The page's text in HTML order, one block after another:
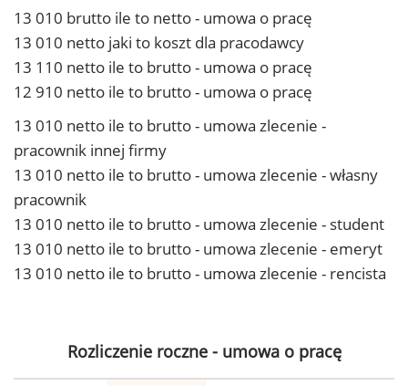
13 010 brutto ile to netto - umowa o pracę
13 010 netto jaki to koszt dla pracodawcy
13 110 netto ile to brutto - umowa o pracę
12 910 netto ile to brutto - umowa o pracę
13 010 netto ile to brutto - umowa zlecenie -
pracownik innej firmy
13 010 netto ile to brutto - umowa zlecenie - własny
pracownik
13 010 netto ile to brutto - umowa zlecenie - student
13 010 netto ile to brutto - umowa zlecenie - emeryt
13 010 netto ile to brutto - umowa zlecenie - rencista
Rozliczenie roczne - umowa o pracę